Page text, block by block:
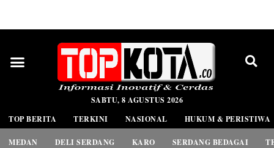
SABTU, 8 AGUSTUS 2026
TOP BERITA
TERKINI NASIONAL HUKUM & PERISTIWA
MEDAN DELI SERDANG KARO SERDANG BEDAGAI